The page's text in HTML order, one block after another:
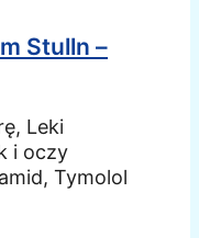
Stulln –
Leki
i oczy
Tymolol